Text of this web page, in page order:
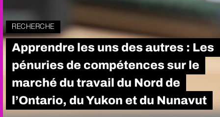
RECHERCHE
Apprendre les uns des autres : Les
pénuries de compétences sur le
marché du travail du Nord de
l’Ontario, du Yukon et du Nunavut